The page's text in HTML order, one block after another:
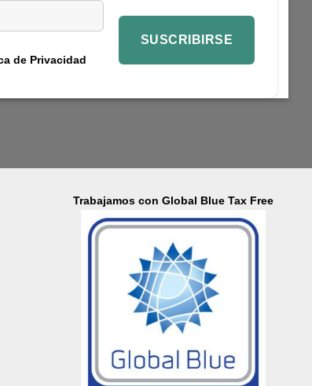
de Privacidad
Trabajamos con Global Blue Tax Free